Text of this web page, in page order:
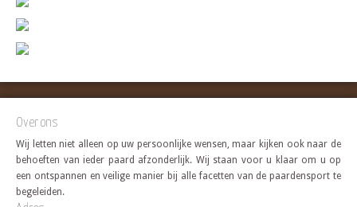
Over ons
Wij letten niet alleen op uw persoonlijke wensen, maar kijken ook naar de
behoeften van ieder paard afzonderlijk. Wij staan voor u klaar om u op
een ontspannen en veilige manier bij alle facetten van de paardensport te
begeleiden.